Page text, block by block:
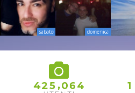
sabato domenica
425 ,064 1